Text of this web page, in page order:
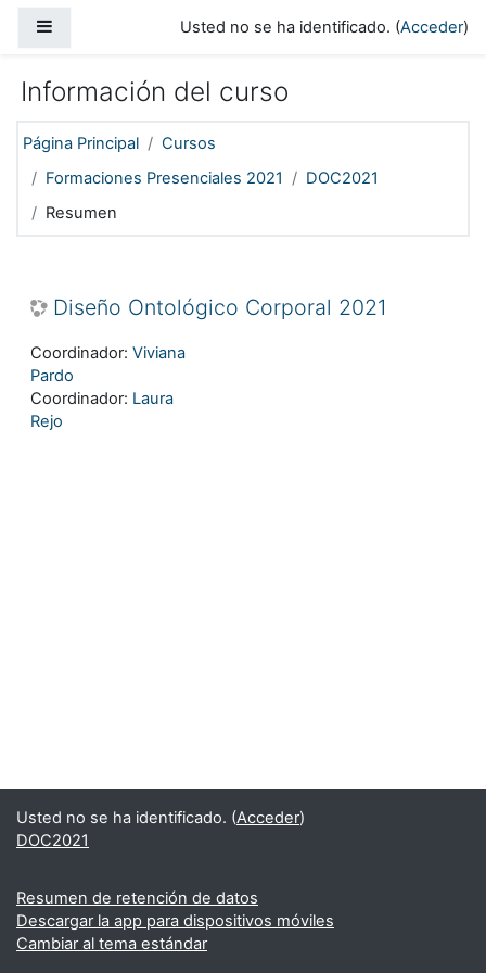
Usted no se ha identificado. (Acceder)
Información del curso
Página Principal
Cursos
Formaciones Presenciales 2021
DOC2021
Resumen
Diseño Ontológico Corporal 2021
Coordinador: Viviana
Pardo
Coordinador: Laura
Rejo
Usted no se ha identificado. (Acceder)
DOC2021
Resumen de retención de datos
Descargar la app para dispositivos móviles
Cambiar al tema estándar